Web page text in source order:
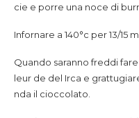
cie e porre una noce di
Infornare a 140°c per 13/15
Quando saranno freddi
leur de del Irca e
nda il cioccolato.